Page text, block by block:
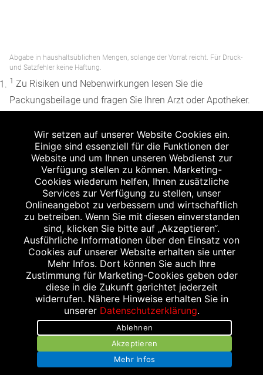
Abgabe in haushaltsüblichen Mengen, solange der Vorrat reicht. Für Druck-
und Satzfehler keine Haftung.
1 Zu Risiken und Nebenwirkungen lesen Sie die
Packungsbeilage und fragen Sie Ihren Arzt oder Apotheker.
Apothekenerstattungspreis (AEP). Der AEP ist keine
unverbindliche Preisempfehlung der Hersteller. Der AEP ist
ein von den Apotheken in Ansatz gebrachter Preis für
rezeptfreie Arzneimittel. Er entspricht in der Höhe dem für
Apotheken verbindlichen Abgabepreis, zu dem eine
Apotheke in bestimmten Fällen (z.B. bei Kindern unter 12
Jahren) das Produkt mit der gesetzlichen
Krankenversicherung abrechnet. Der AEP ist der allgemeine
Erstattungspreis im Falle einer Kostenübernahme durch die
gesetzlichen Krankenkassen, vor Abzug eines
Zwangsrabattes (zur Zeit 5%) nach §130 Abs. 1 SGB V.
Unverbindliche Preisempfehlung des Herstellers (UVP).
powered by apovena.de
Wir setzen auf unserer Website Cookies ein.
Einige sind essenziell für die Funktionen der
Website und um Ihnen unseren Webdienst zur
Verfügung stellen zu können. Marketing-
Cookies wiederum helfen, Ihnen zusätzliche
Services zur Verfügung zu stellen, unser
Onlineangebot zu verbessern und wirtschaftlich
zu betreiben. Wenn Sie mit diesen einverstanden
sind, klicken Sie bitte auf „Akzeptieren“.
Ausführliche Informationen über den Einsatz von
Cookies auf unserer Website erhalten sie unter
Mehr Infos. Dort können Sie auch Ihre
Zustimmung für Marketing-Cookies geben oder
diese in die Zukunft gerichtet jederzeit
widerrufen. Nähere Hinweise erhalten Sie in
unserer Datenschutzerklärung.
Ablehnen
Akzeptieren
Mehr Infos